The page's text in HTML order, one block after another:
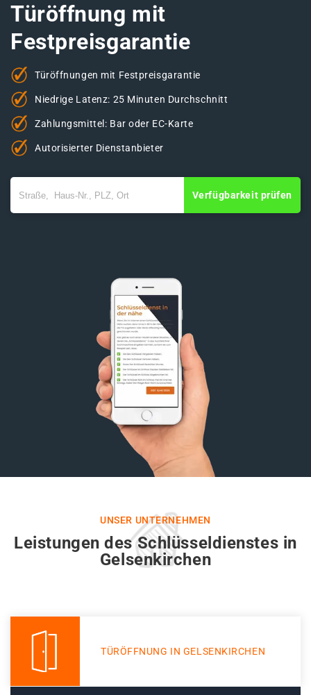
Türöffnung mit
Festpreisgarantie
Türöffnungen mit Festpreisgarantie
Niedrige Latenz: 25 Minuten Durchschnitt
Zahlungsmittel: Bar oder EC-Karte
Autorisierter Dienstanbieter
Verfügbarkeit prüfen
UNSER UNTERNEHMEN
Leistungen des Schlüsseldienstes in
Gelsenkirchen
TÜRÖFFNUNG IN GELSENKIRCHEN